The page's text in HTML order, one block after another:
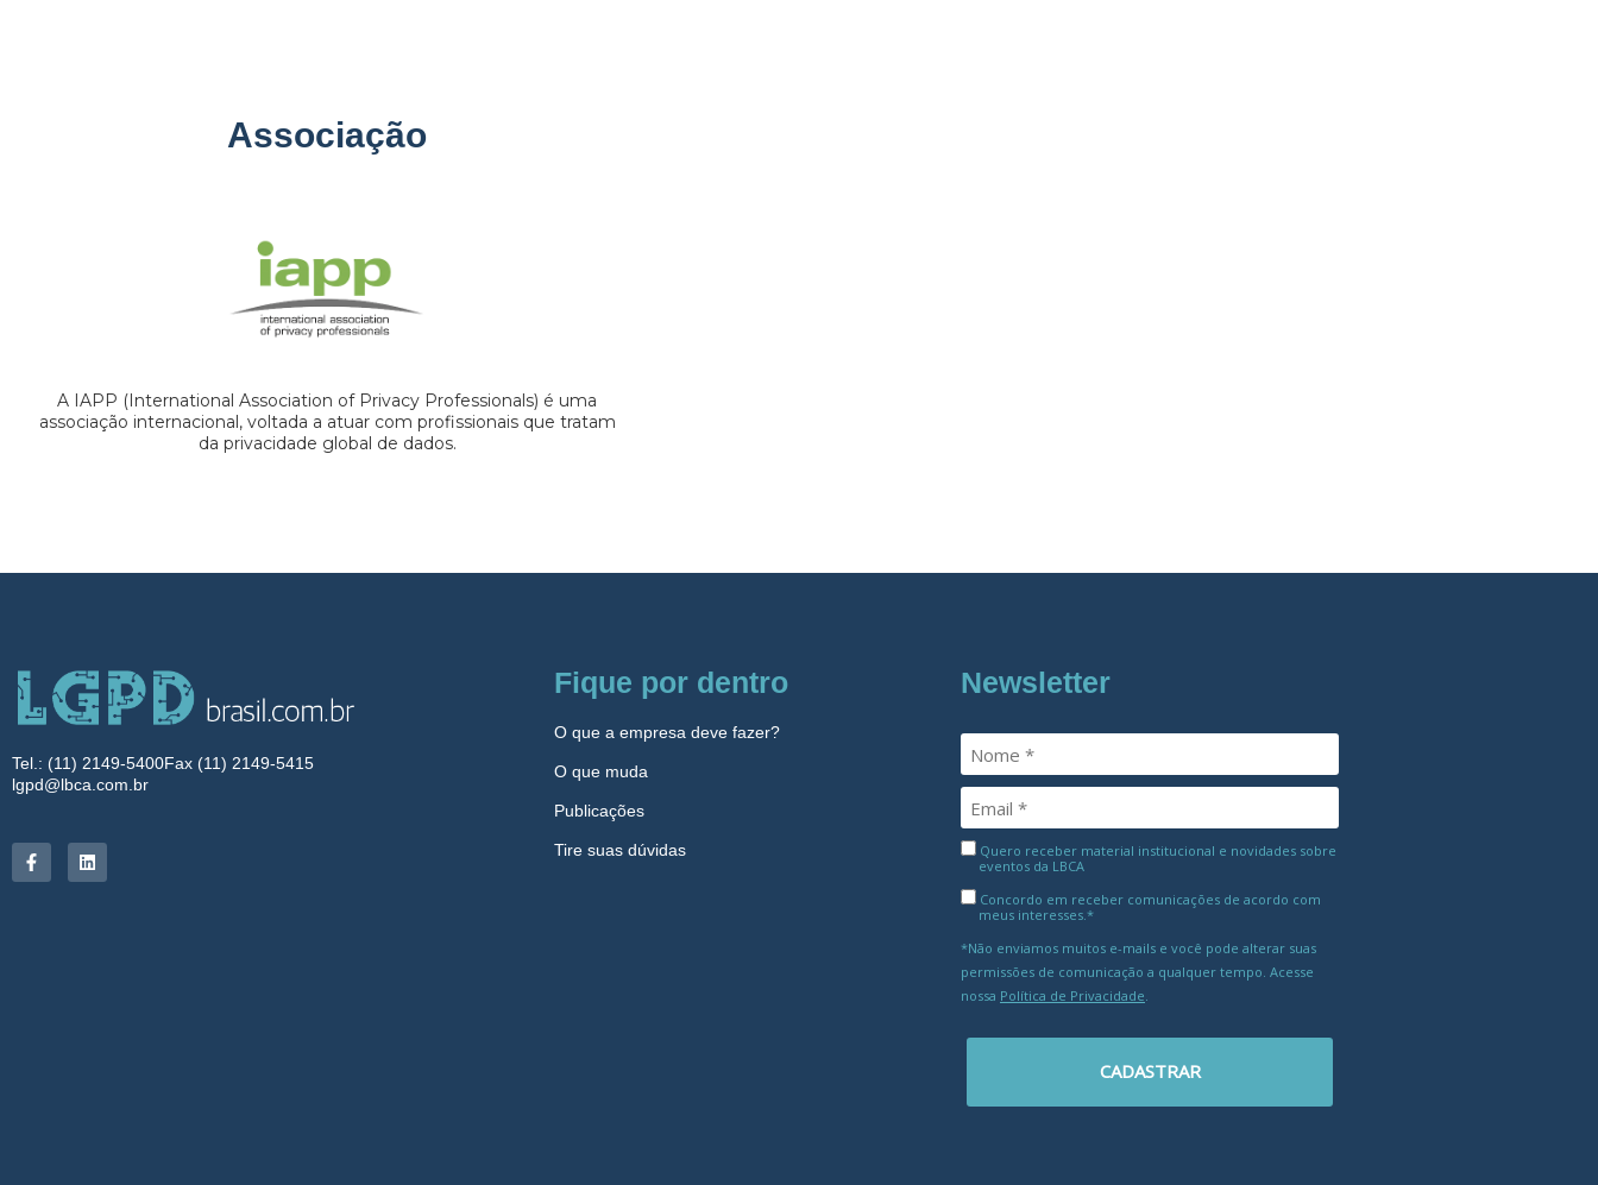
Associação
A IAPP (International Association of Privacy Professionals) é uma
associação internacional, voltada a atuar com profissionais que tratam
da privacidade global de dados.
Tel.: (11) 2149-5400Fax (11) 2149-5415
lgpd@lbca.com.br
Fique por dentro
O que a empresa deve fazer?
O que muda
Publicações
Tire suas dúvidas
Newsletter
Quero receber material institucional e novidades sobre
eventos da LBCA
Concordo em receber comunicações de acordo com
meus interesses.*
*Não enviamos muitos e-mails e você pode alterar suas
permissões de comunicação a qualquer tempo. Acesse
nossa Política de Privacidade
CADASTRAR